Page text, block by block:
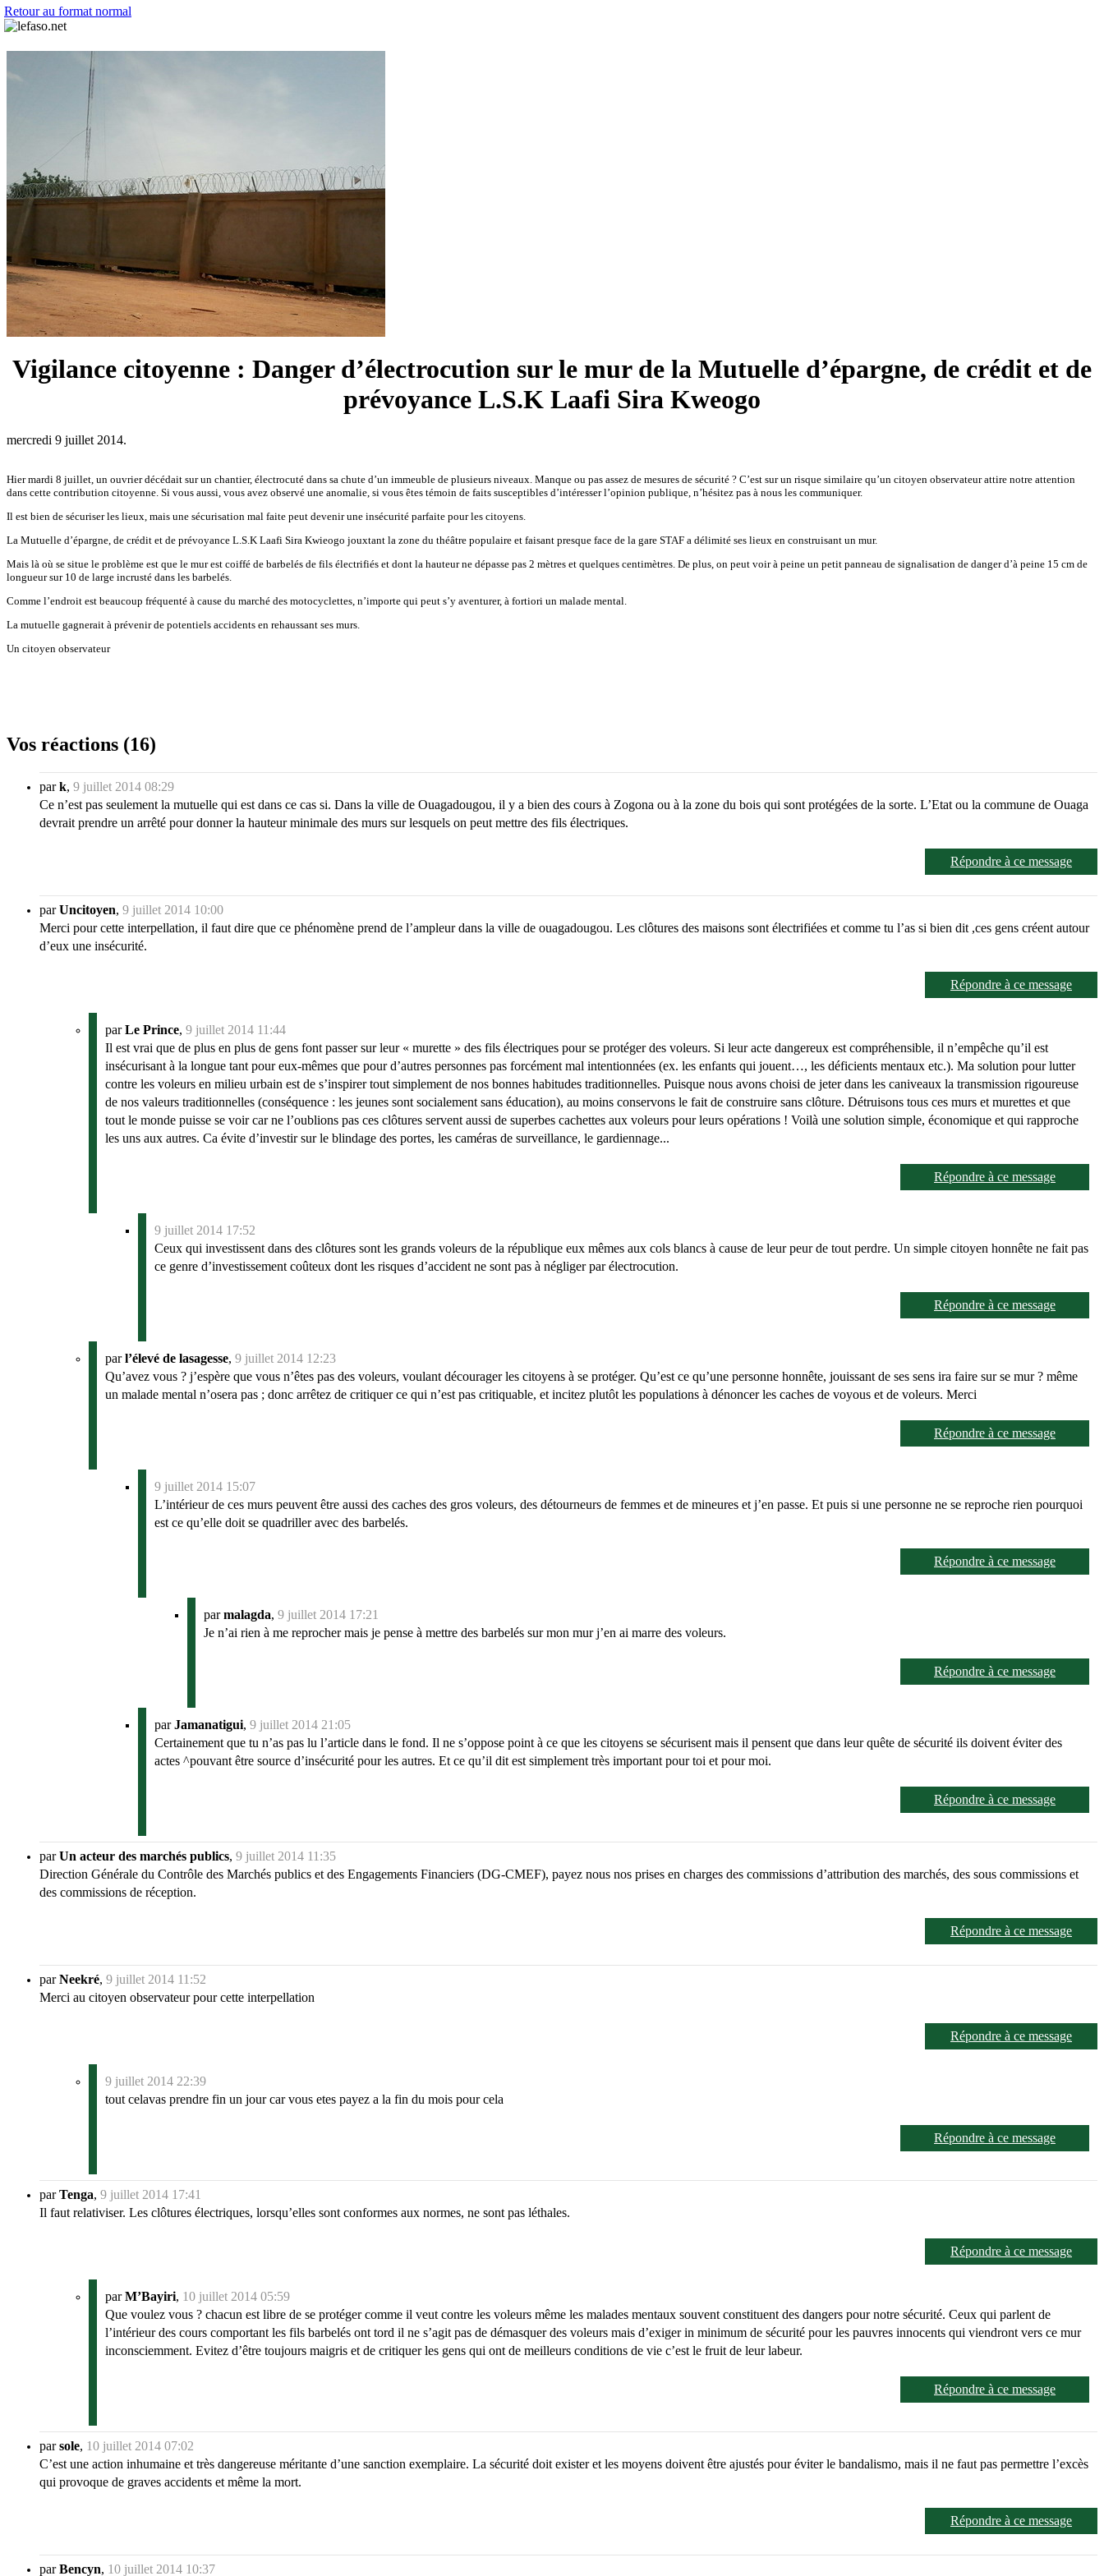
Retour au format normal
Vigilance citoyenne : Danger d’électrocution sur le mur de la Mutuelle d’épargne, de crédit et de
prévoyance L.S.K Laafi Sira Kweogo
mercredi 9 juillet 2014.
Hier mardi 8 juillet, un ouvrier décédait sur un chantier, électrocuté dans sa chute d’un immeuble de plusieurs niveaux. Manque ou pas assez de mesures de sécurité ? C’est sur un risque similaire qu’un citoyen observateur attire notre attention
dans cette contribution citoyenne. Si vous aussi, vous avez observé une anomalie, si vous êtes témoin de faits susceptibles d’intéresser l’opinion publique, n’hésitez pas à nous les communiquer.
Il est bien de sécuriser les lieux, mais une sécurisation mal faite peut devenir une insécurité parfaite pour les citoyens.
La Mutuelle d’épargne, de crédit et de prévoyance L.S.K Laafi Sira Kwieogo jouxtant la zone du théâtre populaire et faisant presque face de la gare STAF a délimité ses lieux en construisant un mur.
Mais là où se situe le problème est que le mur est coiffé de barbelés de fils électrifiés et dont la hauteur ne dépasse pas 2 mètres et quelques centimètres. De plus, on peut voir à peine un petit panneau de signalisation de danger d’à peine 15 cm de
longueur sur 10 de large incrusté dans les barbelés.
Comme l’endroit est beaucoup fréquenté à cause du marché des motocyclettes, n’importe qui peut s’y aventurer, à fortiori un malade mental.
La mutuelle gagnerait à prévenir de potentiels accidents en rehaussant ses murs.
Un citoyen observateur
Vos réactions (16)
park, 9 juillet 2014 08:29
Ce n’est pas seulement la mutuelle qui est dans ce cas si. Dans la ville de Ouagadougou, il y a bien des cours à Zogona ou à la zone du bois qui sont protégées de la sorte. L’Etat ou la commune de Ouaga
devrait prendre un arrêté pour donner la hauteur minimale des murs sur lesquels on peut mettre des fils électriques.
Répondre à ce message
parUncitoyen, 9 juillet 2014 10:00
Merci pour cette interpellation, il faut dire que ce phénomène prend de l’ampleur dans la ville de ouagadougou. Les clôtures des maisons sont électrifiées et comme tu l’as si bien dit ,ces gens créent autour
d’eux une insécurité.
Répondre à ce message
parLe Prince, 9 juillet 2014 11:44
Il est vrai que de plus en plus de gens font passer sur leur « murette » des fils électriques pour se protéger des voleurs. Si leur acte dangereux est compréhensible, il n’empêche qu’il est
insécurisant à la longue tant pour eux-mêmes que pour d’autres personnes pas forcément mal intentionnées (ex. les enfants qui jouent…, les déficients mentaux etc.). Ma solution pour lutter
contre les voleurs en milieu urbain est de s’inspirer tout simplement de nos bonnes habitudes traditionnelles. Puisque nous avons choisi de jeter dans les caniveaux la transmission rigoureuse
de nos valeurs traditionnelles (conséquence : les jeunes sont socialement sans éducation), au moins conservons le fait de construire sans clôture. Détruisons tous ces murs et murettes et que
tout le monde puisse se voir car ne l’oublions pas ces clôtures servent aussi de superbes cachettes aux voleurs pour leurs opérations ! Voilà une solution simple, économique et qui rapproche
les uns aux autres. Ca évite d’investir sur le blindage des portes, les caméras de surveillance, le gardiennage...
Répondre à ce message
9 juillet 2014 17:52
Ceux qui investissent dans des clôtures sont les grands voleurs de la république eux mêmes aux cols blancs à cause de leur peur de tout perdre. Un simple citoyen honnête ne fait pas
ce genre d’investissement coûteux dont les risques d’accident ne sont pas à négliger par électrocution.
Répondre à ce message
parl’élevé de lasagesse, 9 juillet 2014 12:23
Qu’avez vous ? j’espère que vous n’êtes pas des voleurs, voulant décourager les citoyens à se protéger. Qu’est ce qu’une personne honnête, jouissant de ses sens ira faire sur se mur ? même
un malade mental n’osera pas ; donc arrêtez de critiquer ce qui n’est pas critiquable, et incitez plutôt les populations à dénoncer les caches de voyous et de voleurs. Merci
Répondre à ce message
9 juillet 2014 15:07
L’intérieur de ces murs peuvent être aussi des caches des gros voleurs, des détourneurs de femmes et de mineures et j’en passe. Et puis si une personne ne se reproche rien pourquoi
est ce qu’elle doit se quadriller avec des barbelés.
Répondre à ce message
parmalagda, 9 juillet 2014 17:21
Je n’ai rien à me reprocher mais je pense à mettre des barbelés sur mon mur j’en ai marre des voleurs.
Répondre à ce message
parJamanatigui, 9 juillet 2014 21:05
Certainement que tu n’as pas lu l’article dans le fond. Il ne s’oppose point à ce que les citoyens se sécurisent mais il pensent que dans leur quête de sécurité ils doivent éviter des
actes ^pouvant être source d’insécurité pour les autres. Et ce qu’il dit est simplement très important pour toi et pour moi.
Répondre à ce message
parUn acteur des marchés publics, 9 juillet 2014 11:35
Direction Générale du Contrôle des Marchés publics et des Engagements Financiers (DG-CMEF), payez nous nos prises en charges des commissions d’attribution des marchés, des sous commissions et
des commissions de réception.
Répondre à ce message
parNeekré, 9 juillet 2014 11:52
Merci au citoyen observateur pour cette interpellation
Répondre à ce message
9 juillet 2014 22:39
tout celavas prendre fin un jour car vous etes payez a la fin du mois pour cela
Répondre à ce message
parTenga, 9 juillet 2014 17:41
Il faut relativiser. Les clôtures électriques, lorsqu’elles sont conformes aux normes, ne sont pas léthales.
Répondre à ce message
parM’Bayiri, 10 juillet 2014 05:59
Que voulez vous ? chacun est libre de se protéger comme il veut contre les voleurs même les malades mentaux souvent constituent des dangers pour notre sécurité. Ceux qui parlent de
l’intérieur des cours comportant les fils barbelés ont tord il ne s’agit pas de démasquer des voleurs mais d’exiger in minimum de sécurité pour les pauvres innocents qui viendront vers ce mur
inconsciemment. Evitez d’être toujours maigris et de critiquer les gens qui ont de meilleurs conditions de vie c’est le fruit de leur labeur.
Répondre à ce message
parsole, 10 juillet 2014 07:02
C’est une action inhumaine et très dangereuse méritante d’une sanction exemplaire. La sécurité doit exister et les moyens doivent être ajustés pour éviter le bandalismo, mais il ne faut pas permettre l’excès
qui provoque de graves accidents et même la mort.
Répondre à ce message
parBencyn, 10 juillet 2014 10:37